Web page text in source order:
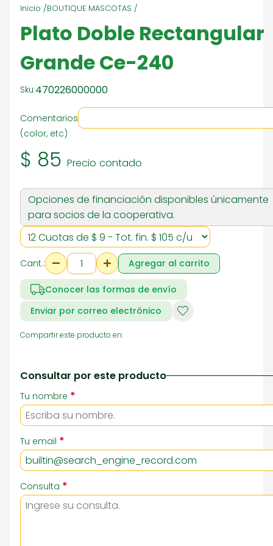
Inicio /BOUTIQUE MASCOTAS /
Plato Doble Rectangular
Grande Ce-240
Sku:470226000000
Comentarios
(color, etc)
$ 85 Precio contado
Opciones de financiación disponibles únicamente
para socios de la cooperativa.
Cant.: Agregar al carrito
Conocer las formas de envío
Enviar por correo electrónico
Compartir este producto en:
Consultar por este producto
Tu nombre *
Tu email *
Consulta *